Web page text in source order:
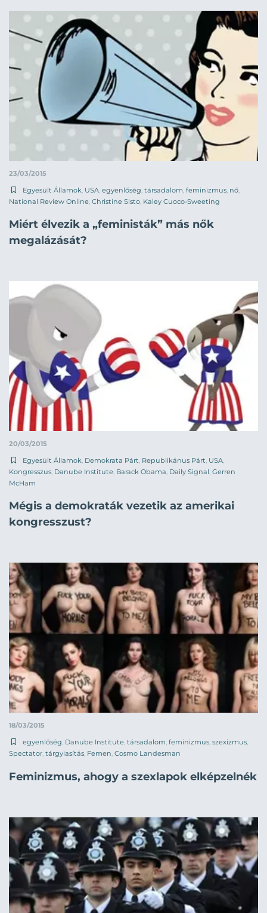
23/03/2015
Egyesült Államok, USA, egyenlőség, társadalom, feminizmus, nő,
National Review Online, Christine Sisto, Kaley Cuoco-Sweeting
Miért élvezik a „feministák” más nők
megalázását?
20/03/2015
Egyesült Államok, Demokrata Párt, Republikánus Párt, USA,
Kongresszus, Danube Institute, Barack Obama, Daily Signal, Gerren
McHam
Mégis a demokraták vezetik az amerikai
kongresszust?
18/03/2015
egyenlőség, Danube Institute, társadalom, feminizmus, szexizmus,
Spectator, tárgyiasítás, Femen, Cosmo Landesman
Feminizmus, ahogy a szexlapok elképzelnék